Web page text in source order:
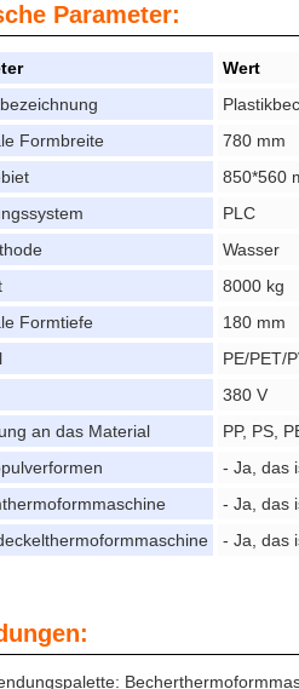
Parameter:
Wert
Formbreite
780 mm
850*560
PLC
Wasser
8000 kg
Formtiefe
180 mm
PE/PET/
380 V
an das Material
PP, PS,
- Ja, das
- Ja, das
- Ja, das